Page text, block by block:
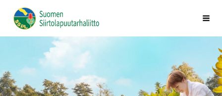
Siirry
sivun
Suomen Siirtolapuutarhaliitto ry